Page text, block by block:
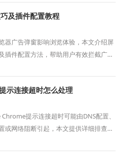
及插件配置教程
器广告弹窗影响浏览体验，本文介绍屏
插件配置方法，帮助用户有效拦截广
示连接超时怎么处理
提示连接超时可能由DNS配置、
或网络阻断引起，本文提供详细排查与